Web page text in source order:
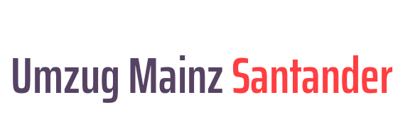
Umzug MainzSantander